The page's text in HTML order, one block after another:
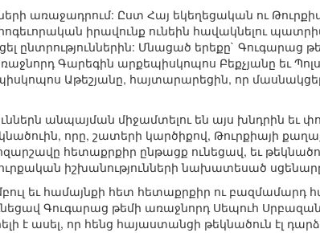
առաջադրում: Ըստ Հայ եկեղեցական ու
իրավունք ունեին հավակնելու
ընտրություններին: Մնացած երեքը` Գուգարաց
Գարեգին արքեպիսկոպոս Բեքչյանը եւ
Աթեշյանը, հայտարարեցին, որ
անպայման միջամտելու են այս խնդրին եւ
որը, շատերի կարծիքով, Թուրքիայի
հետաքրքիր ընթացք ունեցավ, եւ
իշխանությունների նախատեսած
եւ համայնքի հետ հետաքրքիր ու բազմամարդ
Գուգարաց թեմի առաջնորդ Սեպուհ
է ասել, որ հենց հայաստանցի թեկնածուն էլ